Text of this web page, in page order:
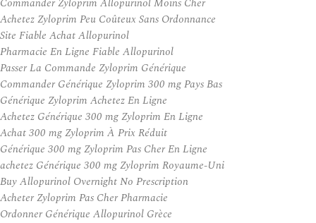
Achetez Zyloprim Peu Coûteux Sans Ordonnance
Site Fiable Achat Allopurinol
Pharmacie En Ligne Fiable Allopurinol
Passer La Commande Zyloprim Générique
Commander Générique Zyloprim 300 mg Pays Bas
Générique Zyloprim Achetez En Ligne
Achetez Générique 300 mg Zyloprim En Ligne
Achat 300 mg Zyloprim À Prix Réduit
Générique 300 mg Zyloprim Pas Cher En Ligne
achetez Générique 300 mg Zyloprim Royaume-Uni
Buy Allopurinol Overnight No Prescription
Acheter Zyloprim Pas Cher Pharmacie
Ordonner Générique Allopurinol Grèce